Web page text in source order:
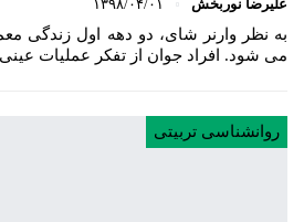
علیرضا نوربخش ۱۳۹۸/۰۴/۰۱
به نظر وارنر شای، دو دهه اول زندگی
می شود. افراد جوان از تفکر عملیات
روانشناسی تربیتی